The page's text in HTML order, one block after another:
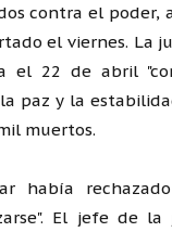
contra el
el viernes. La
el 22 de abril
paz y la
muertos.
había
El jefe de